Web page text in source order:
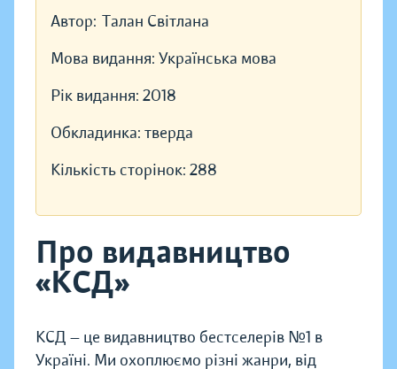
Автор: Талан Світлана
Мова видання: Українська мова
Рік видання: 2018
Обкладинка: тверда
Кількість сторінок: 288
Про видавництво
«КСД»
КСД — це видавництво бестселерів №1 в
Україні. Ми охоплюємо різні жанри, від